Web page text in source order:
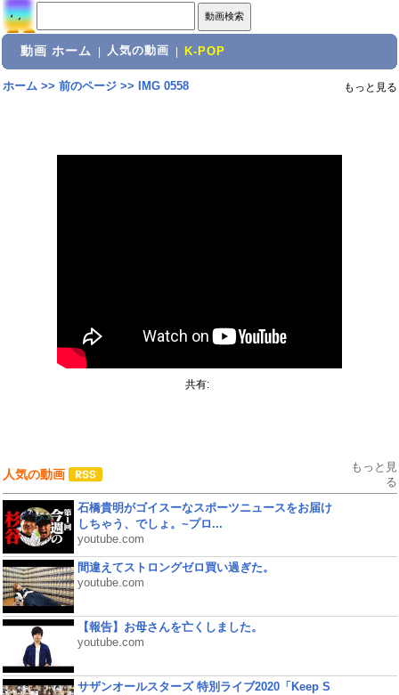
動画 ホーム 人気の動画 K-POP
ホーム>> 前のページ>> IMG 0558 もっと見る
共有:
人気の動画
もっと見
る
石橋貴明がゴイスーなスポーツニュースをお届け
しちゃう、でしょ。~プロ...
youtube.com
間違えてストロングゼロ買い過ぎた。
youtube.com
【報告】お母さんを亡くしました。
youtube.com
サザンオールスターズ 特別ライブ2020「Keep S